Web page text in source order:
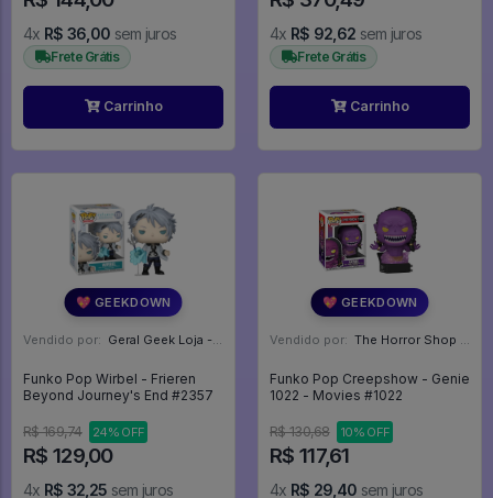
4x R$ 36,00 sem juros
Frete Grátis
Carrinho
4x R$ 92,62 sem juros
Frete Grátis
Carrinho
💖 GEEKDOWN
Vendido por: Geral Geek Loja - SP
Funko Pop Wirbel - Frieren
Beyond Journey's End #2357
R$ 169,74 24% OFF
R$ 129,00
4x R$ 32,25 sem juros
💖 GEEKDOWN
Vendido por: The Horror Shop - Colecionáveis - MG
Funko Pop Creepshow - Genie
1022 - Movies #1022
R$ 130,68 10% OFF
R$ 117,61
4x R$ 29,40 sem juros